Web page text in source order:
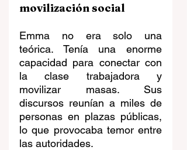
movilización social
Emma no era solo una
teórica. Tenía una enorme
capacidad para conectar con
la clase trabajadora y
movilizar masas. Sus
discursos reunían a miles de
personas en plazas públicas,
lo que provocaba temor entre
las autoridades.